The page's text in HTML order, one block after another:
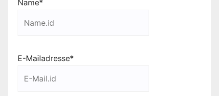
Name*
E-Mailadresse*